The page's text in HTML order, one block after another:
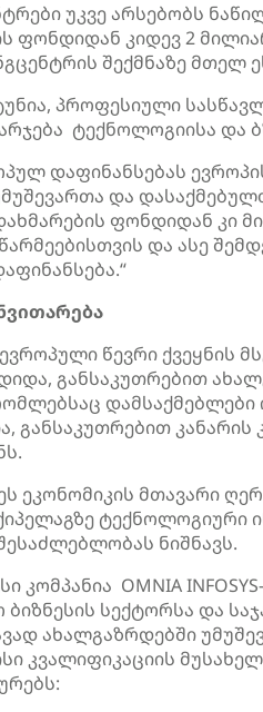
უკვე არსებობს
ფონდიდან კიდევ 2
შექმნაზე მთელ
პროფესიული
ტექნოლოგიისა და
დაფინანსებას
და
ფონდიდან კი
და ასე
წევრი ქვეყნის
განსაკუთრებით
განსაკუთრებით
ეკონომიკის მთავარი
ნიშნავს.
OMNIA
ბიზნესის სექტორსა და
ახალგაზრდებში
კვალიფიკაციის